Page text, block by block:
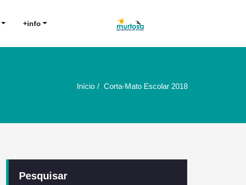
AE Murtosa
Agrupamento de Escolas da
Murtosa
+info
Início Corta-Mato Escolar 2018
Pesquisar